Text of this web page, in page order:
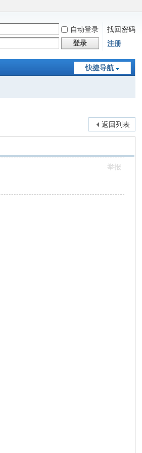
自动登录
找回密码
登录 注册
快捷导航
返回列表
举报